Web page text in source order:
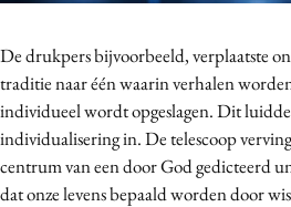
Effectiviteit
Gedragsverandering
Influencer marketing
Interne communicatie
Martech
De drukpers bijvoorbeeld, verplaatste
traditie naar één waarin verhalen
individueel wordt opgeslagen. Dit
individualisering in. De telescoop
centrum van een door God gedicteerd
dat onze levens bepaald worden door